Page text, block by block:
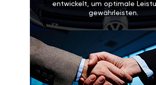
entwickelt, um optimale
gewährleisten.